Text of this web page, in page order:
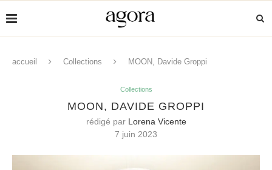
accueil Collections MOON, Davide Groppi
Collections
MOON, DAVIDE GROPPI
rédigé par Lorena Vicente
7 juin 2023